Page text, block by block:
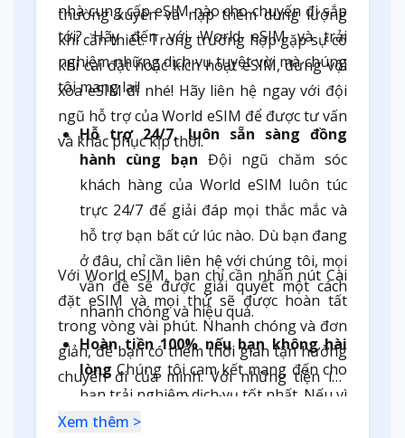
thường xuyên và nạp thêm dung lượng
khi cần thiết. Trong trường hợp gặp sự cố
khi cài đặt hoặc kích hoạt eSIM, đừng vội
xóa eSIM đi nhé! Hãy liên hệ ngay với đội
ngũ hỗ trợ của World eSIM để được tư vấn
và khắc phục kịp thời.
nhà cung cấp eSIM nào cho chuyến đi sắp
tới? Hãy đến với World eSIM và trải
nghiệm những dịch vụ tuyệt vời mà chúng
tôi mang lại!
Hỗ trợ 24/7, luôn sẵn sàng đồng
hành cùng bạn Đội ngũ chăm sóc
khách hàng của World eSIM luôn túc
trực 24/7 để giải đáp mọi thắc mắc và
hỗ trợ bạn bất cứ lúc nào. Dù bạn đang
ở đâu, chỉ cần liên hệ với chúng tôi, mọi
vấn đề sẽ được giải quyết một cách
nhanh chóng và hiệu quả.
Hoàn tiền 100% nếu bạn không hài
lòng Chúng tôi cam kết mang đến cho
bạn trải nghiệm dịch vụ tốt nhất. Nếu vì
bất kỳ lý do gì mà bạn không hài lòng,
Với World eSIM, bạn chỉ cần nhấn nút Cài
đặt eSIM và mọi thứ sẽ được hoàn tất
trong vòng vài phút. Nhanh chóng và đơn
giản, để bạn có thêm thời gian tận hưởng
chuyến đi của mình. Với những tiện ích
vượt trội và giá cả phải chăng,eSIM du
lịch đảo Síp
Xem thêm >